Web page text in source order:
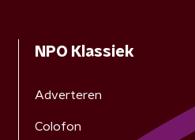
NPO Klassiek
Adverteren
Colofon